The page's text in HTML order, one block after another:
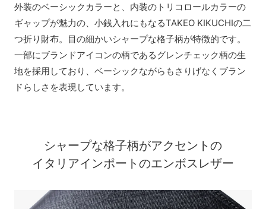
外装のベーシックカラーと、内装のトリコロールカラーの
ギャップが魅力の、小銭入れにもなるTAKEO KIKUCHIの二
つ折り財布。目の細かいシャープな格子柄が特徴的です。
一部にブランドアイコンの柄であるグレンチェック柄の生
地を採用しており、ベーシックながらもさりげなくブラン
ドらしさを表現しています。
シャープな格子柄がアクセントの
イタリアインポートのエンボスレザー